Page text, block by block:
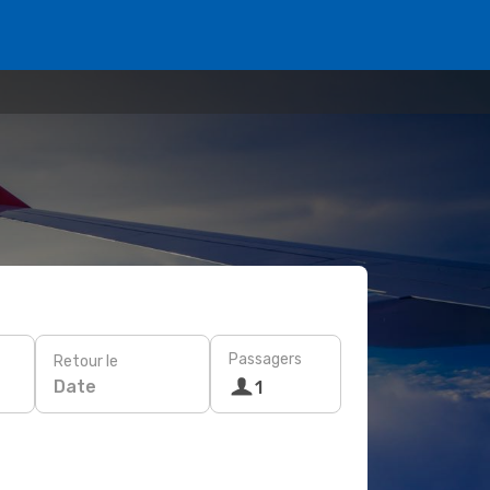
Retour le
Date
Passagers
1